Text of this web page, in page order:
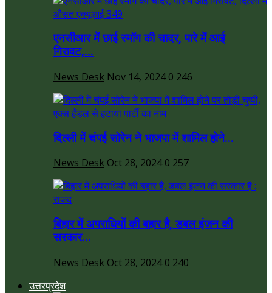
एनसीआर में छाई स्मॉग की चादर, पारे में आई
गिरावट,...
News Desk Nov 14, 2024 0 246
दिल्ली में चंपई सोरेन ने भाजपा में शामिल होने...
News Desk Oct 28, 2024 0 257
बिहार में अपराधियों की बहार है, डबल इंजन की
सरकार...
News Desk Oct 28, 2024 0 240
उत्तरप्रदेश